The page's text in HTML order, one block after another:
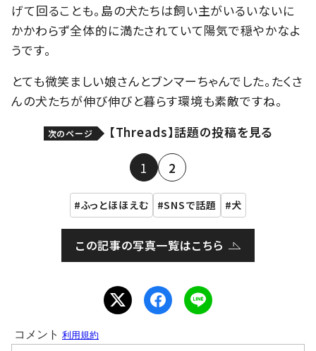
げて回ることも。島の犬たちは飼い主がいるいないに
かかわらず全体的に満たされていて陽気で穏やかなよ
うです。
とても微笑ましい娘さんとブンマーちゃんでした。たくさ
んの犬たちが伸び伸びと暮らす環境も素敵ですね。
次のページ 【Threads】話題の投稿を見る
1 2
ふっとほほえむ SNSで話題 犬
この記事の写真一覧はこちら